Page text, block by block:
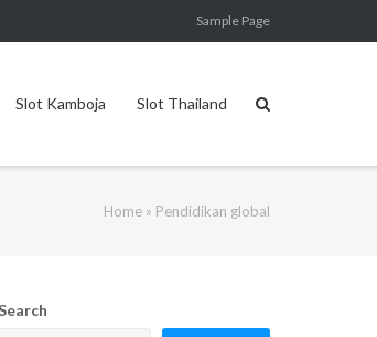
Sample Page
Slot Kamboja Slot Thailand
Home » Pendidikan global